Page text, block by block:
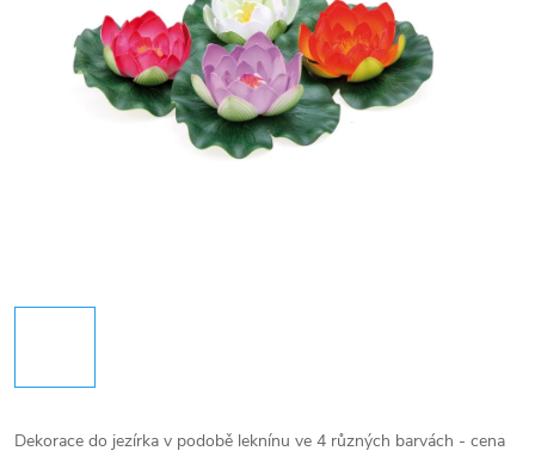
Dekorace do jezírka v podobě leknínu ve 4 různých barvách - cena